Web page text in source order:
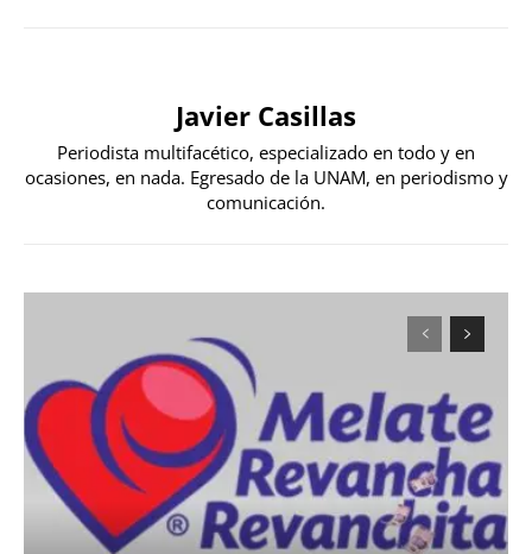
Javier Casillas
Periodista multifacético, especializado en todo y en
ocasiones, en nada. Egresado de la UNAM, en periodismo y
comunicación.